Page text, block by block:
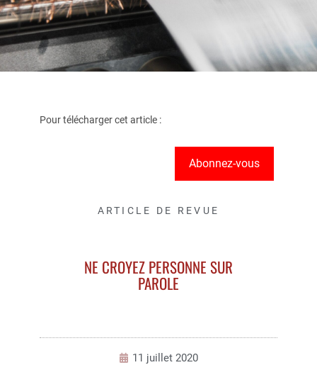
Pour télécharger cet article :
Abonnez-vous
ARTICLE DE REVUE
NE CROYEZ PERSONNE SUR
PAROLE
11 juillet 2020